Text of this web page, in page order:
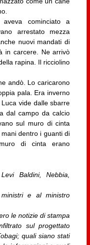
cominciato a
arrestato mezza
nuovi mandati di
in carcere. Ne arrivò
rapina. Il ricciolino
andò. Lo caricarono
pala. Era inverno
vide dalle sbarre
dal campo da calcio
sul muro di cinta
dentro i guanti di
di cinta erano
Baldini, Nebbia,
e al ministro
le notizie di stampa
sul progettato
quali siano stati